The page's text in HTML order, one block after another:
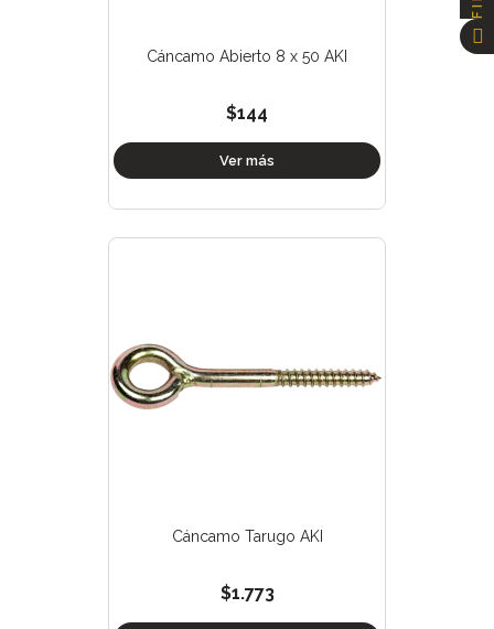
Cáncamo Abierto 8 x 50 AKI
$144
Ver más
Cáncamo Tarugo AKI
$1.773